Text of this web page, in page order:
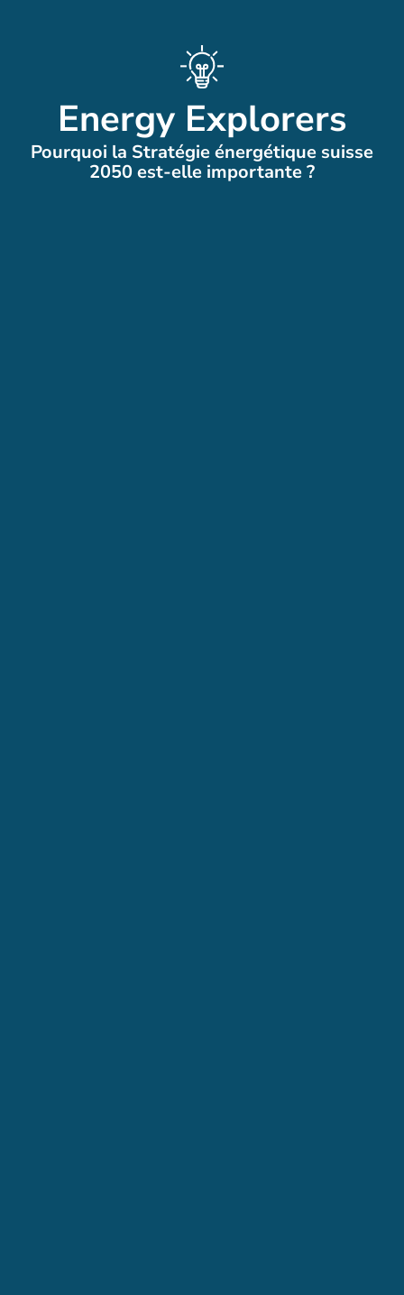
Energy Explorers
Pourquoi la Stratégie énergétique suisse
2050 est-elle importante ?